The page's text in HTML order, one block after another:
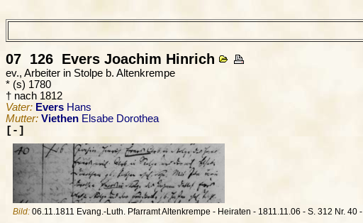
07 126 Evers Joachim Hinrich
ev., Arbeiter in Stolpe b. Altenkrempe
* (s) 1780
† nach 1812
Vater: Evers Hans
Mutter: Viethen Elsabe Dorothea
[-]
Bild: 06.11.1811 Evang.-Luth. Pfarramt Altenkrempe - Heiraten - 1811.11.06 - S. 312 Nr. 40 -